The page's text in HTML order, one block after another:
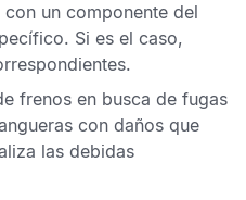
un componente del
Si es el caso,
frenos en busca de fugas
con daños que
las debidas